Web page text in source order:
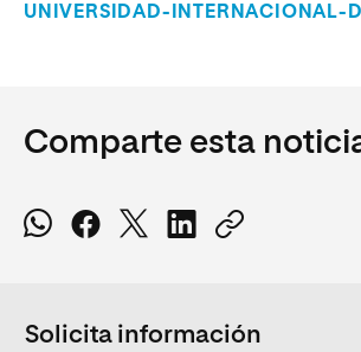
UNIVERSIDAD-INTERNACIONAL-
Comparte esta
Solicita información